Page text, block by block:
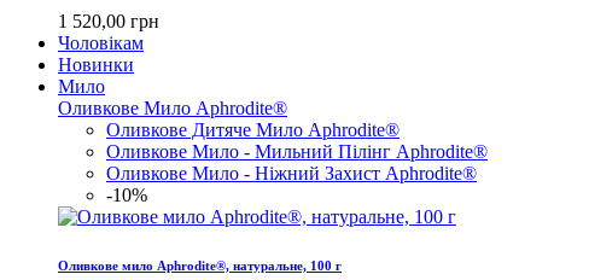
1 520,00 грн
Чоловікам
Новинки
Мило
Оливкове Мило Aphrodite®
Оливкове Дитяче Мило Aphrodite®
Оливкове Мило - Мильний Пілінг Aphrodite®
Оливкове Мило - Ніжний Захист Aphrodite®
-10%
Оливкове мило Aphrodite®, натуральне, 100 г